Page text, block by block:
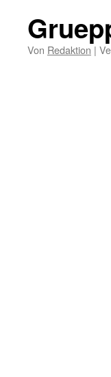
Von Redaktion |